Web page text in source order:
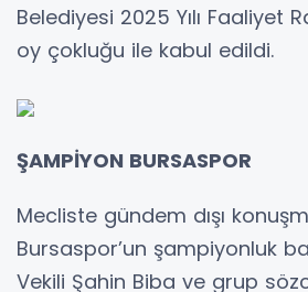
Belediyesi 2025 Yılı Faaliyet
oy çokluğu ile kabul edildi.
ŞAMPİYON BURSASPOR
Mecliste gündem dışı
Bursaspor’un şampiyonluk
Vekili Şahin Biba ve grup